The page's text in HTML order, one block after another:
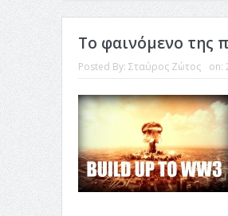
Το φαινόμενο της
Posted By: Σταύρος Ζώτος on: